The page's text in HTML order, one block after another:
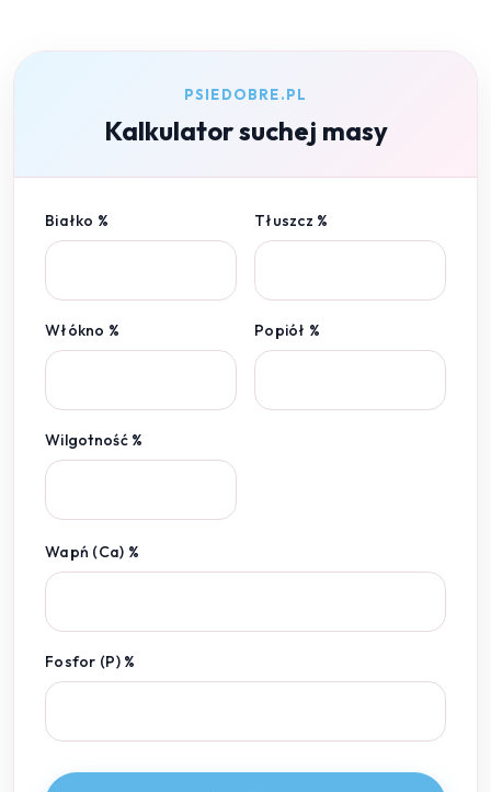
PSIEDOBRE.PL
Kalkulator suchej masy
Białko % Tłuszcz %
Włókno % Popiół %
Wilgotność %
Wapń (Ca) %
Fosfor (P) %